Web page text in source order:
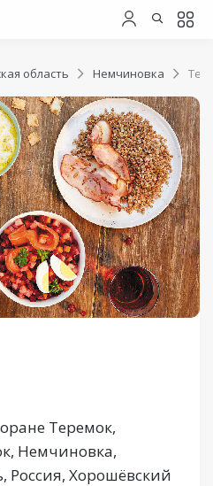
область Немчиновка
Теремок,
Немчиновка,
Россия, Хорошёвский